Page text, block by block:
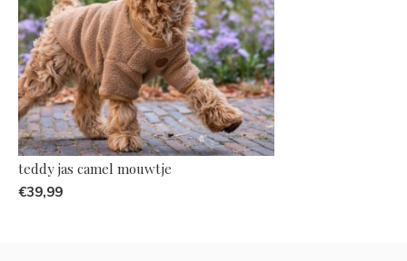
teddy jas camel mouwtje
€39,99